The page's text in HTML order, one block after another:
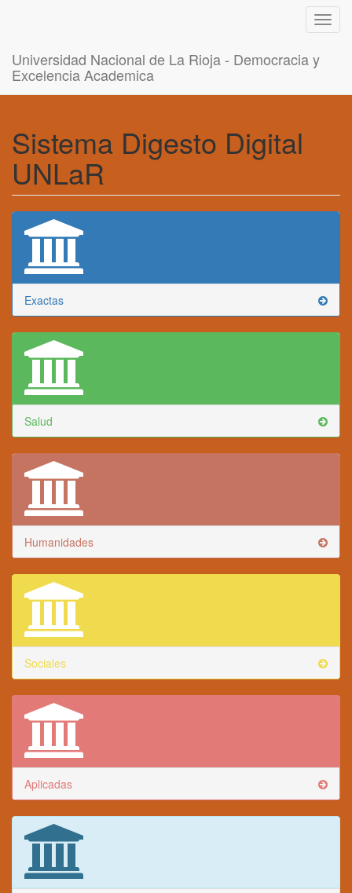
Universidad Nacional de La Rioja - Democracia y
Excelencia Academica
Sistema Digesto Digital
UNLaR
Exactas
Salud
Humanidades
Sociales
Aplicadas